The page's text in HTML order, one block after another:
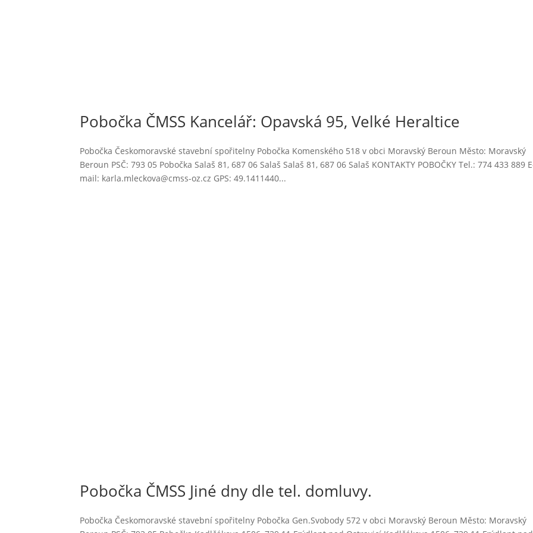
Pobočka ČMSS Kancelář: Opavská 95, Velké Heraltice
Pobočka Českomoravské stavební spořitelny Pobočka Komenského 518 v obci Moravský Beroun Město: Moravský
Beroun PSČ: 793 05 Pobočka Salaš 81, 687 06 Salaš Salaš 81, 687 06 Salaš KONTAKTY POBOČKY Tel.: 774 433 889
mail: karla.mleckova@cmss-oz.cz GPS: 49.1411440...
Pobočka ČMSS Jiné dny dle tel. domluvy.
Pobočka Českomoravské stavební spořitelny Pobočka Gen.Svobody 572 v obci Moravský Beroun Město: Moravský